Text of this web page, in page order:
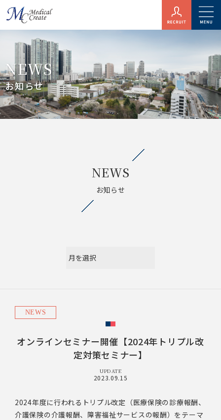
NEWS
お知らせ
NEWS
お知らせ
NEWS
オンラインセミナー開催【2024年トリプル改
定対策セミナー】
UPDATE
2023.09.15
2024年度に行われるトリプル改定（医療保険の診療報酬、
介護保険の介護報酬、障害福祉サービスの報酬）をテーマ